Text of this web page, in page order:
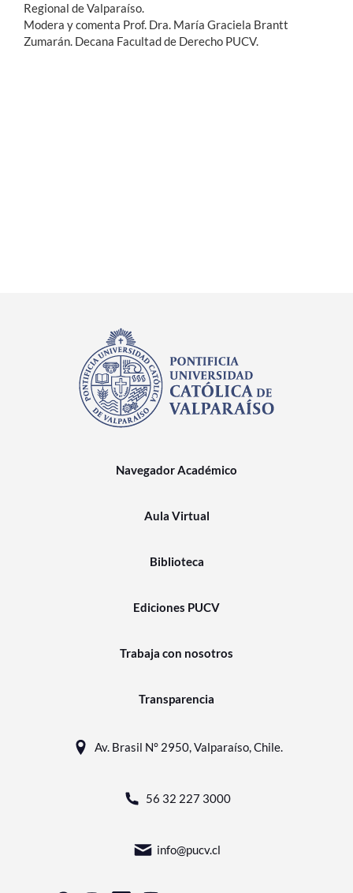
Regional de Valparaíso.
Modera y comenta Prof. Dra. María Graciela Brantt
Zumarán. Decana Facultad de Derecho PUCV.
Navegador Académico
Aula Virtual
Biblioteca
Ediciones PUCV
Trabaja con nosotros
Transparencia
Av. Brasil N° 2950, Valparaíso, Chile.
56 32 227 3000
info@pucv.cl